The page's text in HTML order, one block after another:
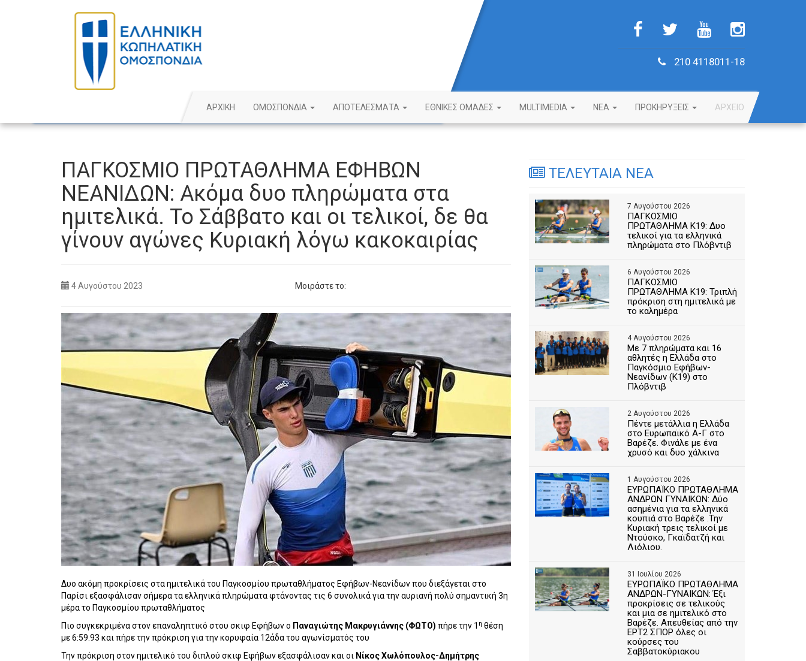
210 4118011-18
ΑΡΧΙΚΗ ΟΜΟΣΠΟΝΔΙΑ ΑΠΟΤΕΛΕΣΜΑΤΑ ΕΘΝΙΚΕΣ ΟΜΑΔΕΣ MULTIMEDIA NEA ΠΡΟΚΗΡΥΞΕΙΣ ΑΡΧΕΙΟ
ΠΑΓΚΟΣΜΙΟ ΠΡΩΤΑΘΛΗΜΑ ΕΦΗΒΩΝ
ΝΕΑΝΙΔΩΝ: Ακόμα δυο πληρώματα στα
ημιτελικά. Το Σάββατο και οι τελικοί, δε θα
γίνουν αγώνες Κυριακή λόγω κακοκαιρίας
4 Αυγούστου 2023 Μοιράστε το:
Δυο ακόμη προκρίσεις στα ημιτελικά του Παγκοσμίου πρωταθλήματος Εφήβων-Νεανίδων που διεξάγεται στο
Παρίσι εξασφάλισαν σήμερα τα ελληνικά πληρώματα φτάνοντας τις 6 συνολικά για την αυριανή πολύ σημαντική 3η
μέρα το Παγκοσμίου πρωταθλήματος
Πιο συγκεκριμένα στον επαναληπτικό στου σκιφ Εφήβων ο Παναγιώτης Μακρυγιάννης (ΦΩΤΟ) πήρε την 1 η θέση
με 6:59.93 και πήρε την πρόκριση για την κορυφαία 12άδα του αγωνίσματός του
Την πρόκριση στον ημιτελικό του διπλού σκιφ Εφήβων εξασφάλισαν και οι Νίκος Χωλόπουλος-Δημήτρης
ΤΕΛΕΥΤΑΙΑ ΝΕΑ
7 Αυγούστου 2026
ΠΑΓΚΟΣΜΙΟ
ΠΡΩΤΑΘΛΗΜΑ Κ19: Δυο
τελικοί για τα ελληνικά
πληρώματα στο Πλόβντιβ
6 Αυγούστου 2026
ΠΑΓΚΟΣΜΙΟ
ΠΡΩΤΑΘΛΗΜΑ Κ19: Τριπλή
πρόκριση στη ημιτελικά με
το καλημέρα
4 Αυγούστου 2026
Με 7 πληρώματα και 16
αθλητές η Ελλάδα στο
Παγκόσμιο Εφήβων-
Νεανίδων (Κ19) στο
Πλόβντιβ
2 Αυγούστου 2026
Πέντε μετάλλια η Ελλάδα
στο Ευρωπαϊκό Α-Γ στο
Βαρέζε. Φινάλε με ένα
χρυσό και δυο χάλκινα
1 Αυγούστου 2026
ΕΥΡΩΠΑΪΚΟ ΠΡΩΤΑΘΛΗΜΑ
ΑΝΔΡΩΝ ΓΥΝΑΙΚΩΝ: Δύο
ασημένια για τα ελληνικά
κουπιά στο Βαρέζε .Την
Κυριακή τρεις τελικοί με
Ντούσκο, Γκαϊδατζή και
Λιόλιου.
31 Ιουλίου 2026
ΕΥΡΩΠΑΪΚΟ ΠΡΩΤΑΘΛΗΜΑ
ΑΝΔΡΩΝ-ΓΥΝΑΙΚΩΝ: Έξι
προκρίσεις σε τελικούς
και μια σε ημιτελικό στο
Βαρέζε. Απευθείας από την
ΕΡΤ2 ΣΠΟΡ όλες οι
κούρσες του
Σαββατοκύριακου